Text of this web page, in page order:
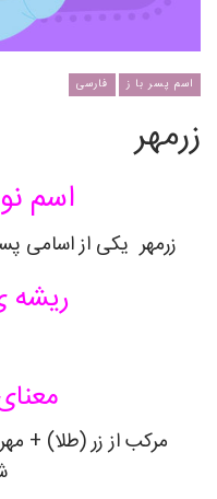
اسم پسر با ز فارسی
زرمهر
اسم
زرمهر یکی از اسامی
ریشه
مرکب از زر (طلا) +